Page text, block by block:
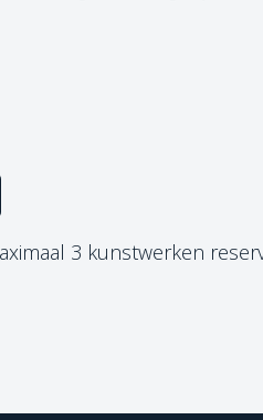
3 kunstwerken